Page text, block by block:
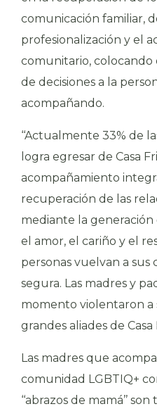
comunicación familiar,
profesionalización y el
comunitario,
de decisiones a la
acompañando.
‘‘Actualmente 33% de
logra egresar de Casa
acompañamiento
recuperación de las
mediante la generación
el amor, el cariño y el
personas vuelvan a sus
segura. Las madres y
momento violentaron a
grandes aliades de Casa
Las madres que
comunidad LGBTIQ+
‘‘abrazos de mamá’’